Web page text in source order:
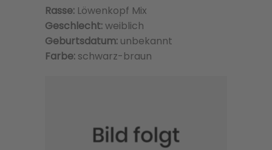
Rasse: Löwenkopf Mix
Geschlecht:weiblich
Geburtsdatum: unbekannt
Farbe: schwarz-braun